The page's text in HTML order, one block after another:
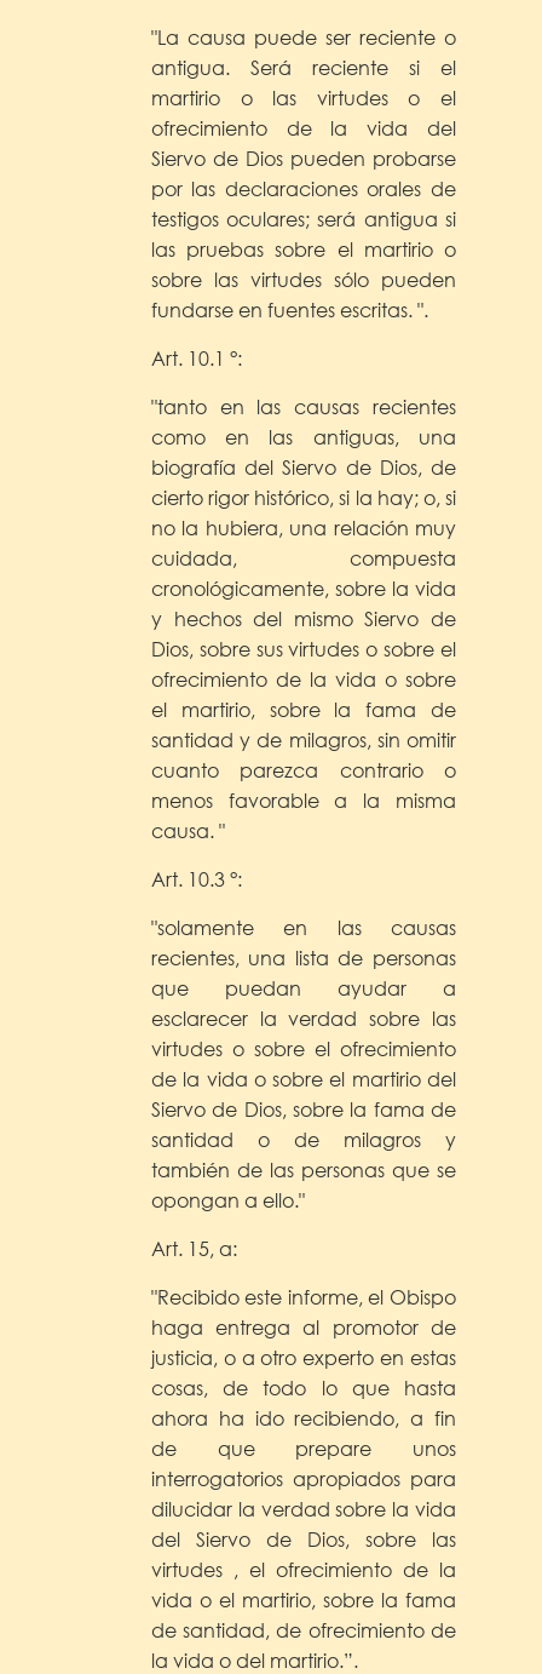
"La causa puede ser reciente o
antigua. Será reciente si el
martirio o las virtudes o el
ofrecimiento de la vida del
Siervo de Dios pueden probarse
por las declaraciones orales de
testigos oculares; será antigua si
las pruebas sobre el martirio o
sobre las virtudes sólo pueden
fundarse en fuentes escritas. ".
Art. 10.1 °:
"tanto en las causas recientes
como en las antiguas, una
biografía del Siervo de Dios, de
cierto rigor histórico, si la hay; o, si
no la hubiera, una relación muy
cuidada, compuesta
cronológicamente, sobre la vida
y hechos del mismo Siervo de
Dios, sobre sus virtudes o sobre el
ofrecimiento de la vida o sobre
el martirio, sobre la fama de
santidad y de milagros, sin omitir
cuanto parezca contrario o
menos favorable a la misma
causa. "
Art. 10.3 °:
"solamente en las causas
recientes, una lista de personas
que puedan ayudar a
esclarecer la verdad sobre las
virtudes o sobre el ofrecimiento
de la vida o sobre el martirio del
Siervo de Dios, sobre la fama de
santidad o de milagros y
también de las personas que se
opongan a ello."
Art. 15, a:
"Recibido este informe, el Obispo
haga entrega al promotor de
justicia, o a otro experto en estas
cosas, de todo lo que hasta
ahora ha ido recibiendo, a fin
de que prepare unos
interrogatorios apropiados para
dilucidar la verdad sobre la vida
del Siervo de Dios, sobre las
virtudes , el ofrecimiento de la
vida o el martirio, sobre la fama
de santidad, de ofrecimiento de
la vida o del martirio.”.